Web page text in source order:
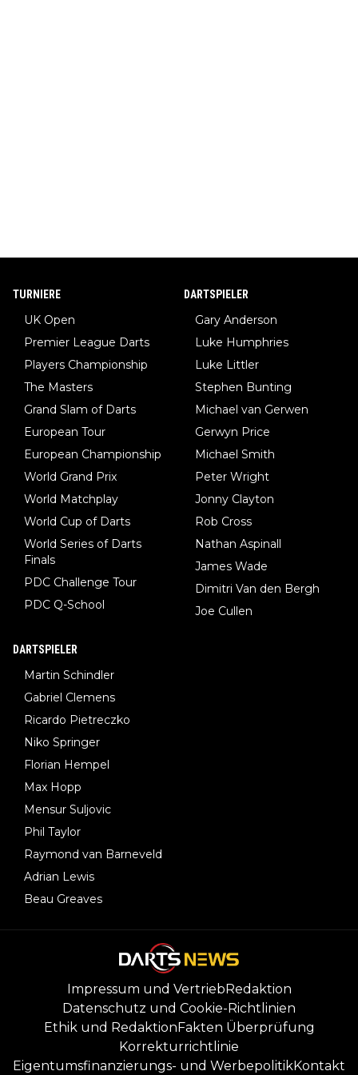
TURNIERE
UK Open
Premier League Darts
Players Championship
The Masters
Grand Slam of Darts
European Tour
European Championship
World Grand Prix
World Matchplay
World Cup of Darts
World Series of Darts
Finals
PDC Challenge Tour
PDC Q-School
DARTSPIELER
Gary Anderson
Luke Humphries
Luke Littler
Stephen Bunting
Michael van Gerwen
Gerwyn Price
Michael Smith
Peter Wright
Jonny Clayton
Rob Cross
Nathan Aspinall
James Wade
Dimitri Van den Bergh
Joe Cullen
DARTSPIELER
Martin Schindler
Gabriel Clemens
Ricardo Pietreczko
Niko Springer
Florian Hempel
Max Hopp
Mensur Suljovic
Phil Taylor
Raymond van Barneveld
Adrian Lewis
Beau Greaves
Impressum und VertriebRedaktion
Datenschutz und Cookie-Richtlinien
Ethik und RedaktionFakten Überprüfung
Korrekturrichtlinie
Eigentumsfinanzierungs- und WerbepolitikKontakt